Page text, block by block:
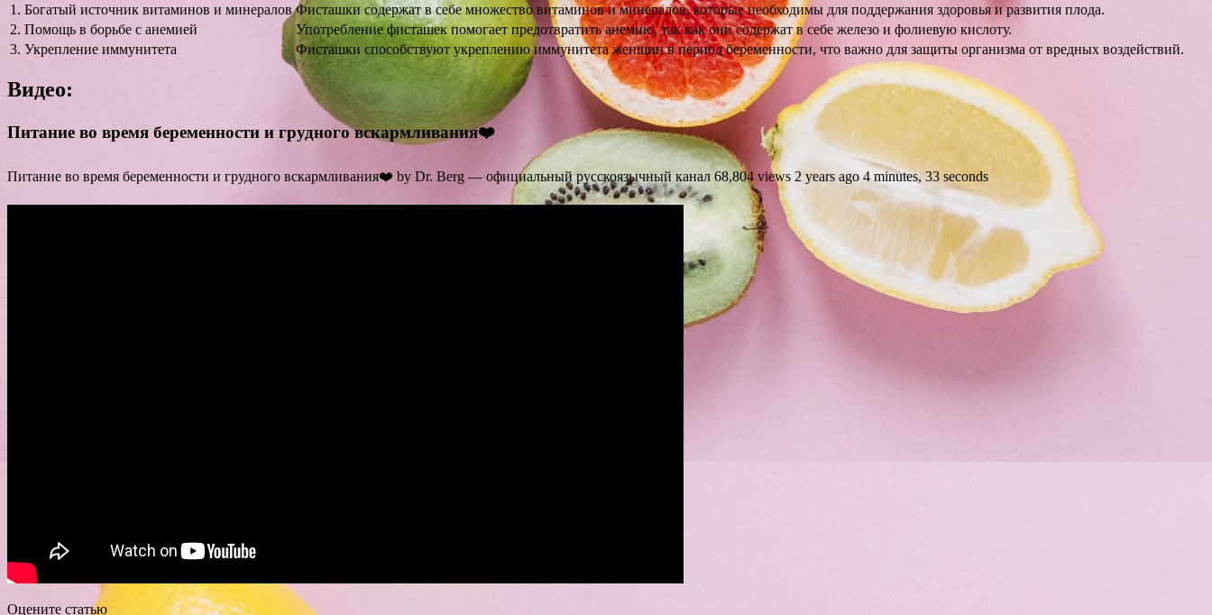
1. Богатый источник витаминов и минералов Фисташки содержат в себе множество витаминов и минералов, которые необходимы для поддержания здоровья и развития плода.
2. Помощь в борьбе с анемией
Употребление фисташек помогает предотвратить анемию, так как они содержат в себе железо и фолиевую кислоту.
3. Укрепление иммунитета
Фисташки способствуют укреплению иммунитета женщин в период беременности, что важно для защиты организма от вредных воздействий.
Видео:
Питание во время беременности и грудного вскармливания❤️
Питание во время беременности и грудного вскармливания❤️ by Dr. Berg — официальный русскоязычный канал 68,804 views 2 years ago 4 minutes, 33 seconds
Оцените статью